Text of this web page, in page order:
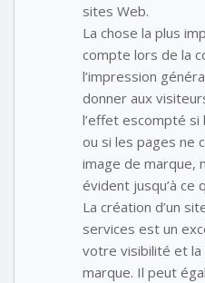
sites Web.
La chose la plus
compte lors de la
l’impression
donner aux
l’effet escompté si
ou si les pages ne
image de marque,
évident jusqu’à ce
La création d’un
services est un
votre visibilité et la
marque. Il peut